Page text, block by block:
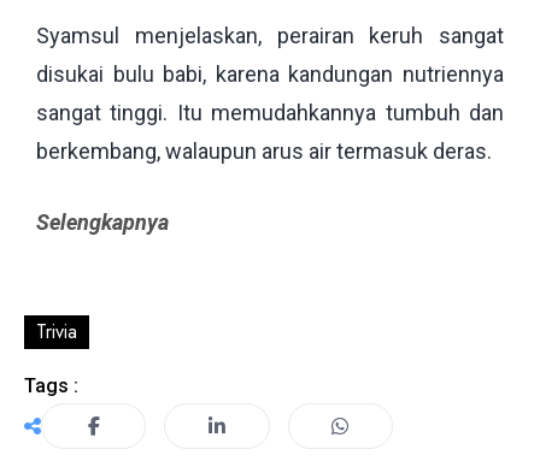
Syamsul menjelaskan, perairan keruh sangat
disukai bulu babi, karena kandungan nutriennya
sangat tinggi. Itu memudahkannya tumbuh dan
berkembang, walaupun arus air termasuk deras.
Selengkapnya
Trivia
Tags :